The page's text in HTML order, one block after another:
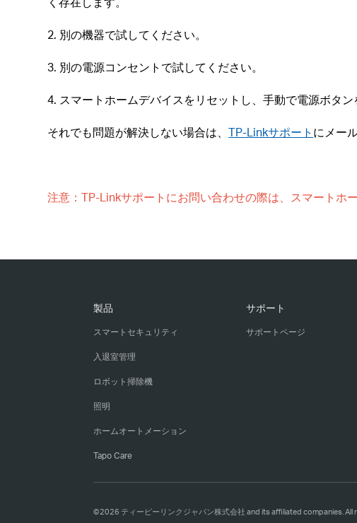
2. 別の機器で試してください。
3. 別の電源コンセントで試してください。
4. スマートホームデバイスをリセットし、手動で電源ボタ
それでも問題が解決しない場合は、TP-Linkサポート にメー
注意：TP-Linkサポートにお問い合わせの際は、スマートホ
製品
スマートセキュリティ
入退室管理
ロボット掃除機
照明
ホームオートメーション
Tapo Care
サポート
サポートページ
©2026 ティーピーリンクジャパン株式会社 and its affiliated companies. All